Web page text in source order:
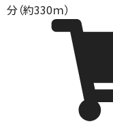
分（約330ｍ）